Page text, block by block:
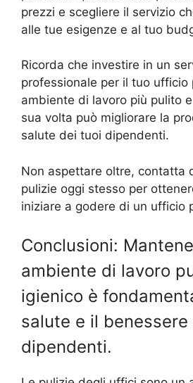
prezzi e scegliere il servizio
alle tue esigenze e al tuo
Ricorda che investire in un
professionale per il tuo ufficio
ambiente di lavoro più pulito
sua volta può migliorare la
salute dei tuoi dipendenti.
Non aspettare oltre, contatta
pulizie oggi stesso per
iniziare a godere di un ufficio
Conclusioni:
ambiente di lavoro
igienico è
salute e il benessere
dipendenti.